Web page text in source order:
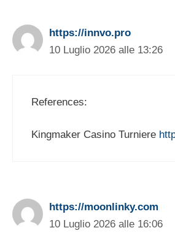
https://innvo.pro
10 Luglio 2026 alle 13:26
References:
Kingmaker Casino Turniere
https://moonlinky.com
10 Luglio 2026 alle 16:06